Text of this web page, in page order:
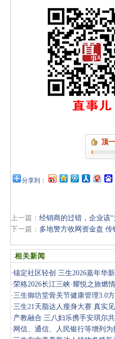
顶
分享到：
上一篇： 经销商的过错，企业该“
下一篇： 多地警方收网资金盘
相关新闻
·锚定社区轻创 三生2026嘉年华
·荣格2026长江三峡·耀悦之旅燃
·三生御坊堂骨关节健康管理3.0
·三生21天脂达人瘦身大赛 真实
· 产教融合 三八妇乐携手安琪尔
· 网信、通信、人民银行等增列为